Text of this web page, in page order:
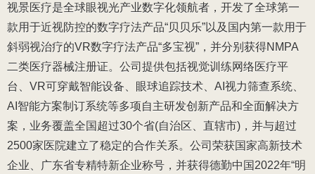
视景医疗是全球眼视光产业数字化领航者，开发了全球第一
款用于近视防控的数字疗法产品“贝贝乐”以及国内第一款用于
斜弱视治疗的VR数字疗法产品“多宝视”，并分别获得NMPA
二类医疗器械注册证。公司提供包括视觉训练网络医疗平
台、VR可穿戴智能设备、眼球追踪技术、AI视力筛查系统、
AI智能方案制订系统等多项自主研发创新产品和全面解决方
案，业务覆盖全国超过30个省(自治区、直辖市)，并与超过
2500家医院建立了稳定的合作关系。公司荣获国家高新技术
企业、广东省专精特新企业称号，并获得德勤中国2022年“明